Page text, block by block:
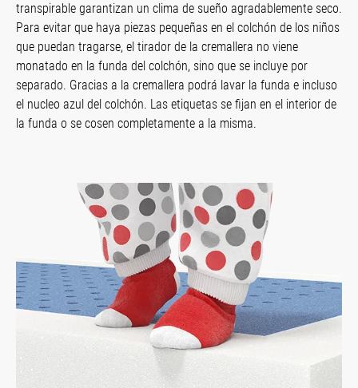
transpirable garantizan un clima de sueño agradablemente seco.
Para evitar que haya piezas pequeñas en el colchón de los niños
que puedan tragarse, el tirador de la cremallera no viene
monatado en la funda del colchón, sino que se incluye por
separado. Gracias a la cremallera podrá lavar la funda e incluso
el nucleo azul del colchón. Las etiquetas se fijan en el interior de
la funda o se cosen completamente a la misma.